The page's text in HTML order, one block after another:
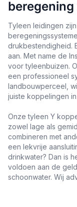
Tyleen leidingen
drukbestendigheid.
aan. Met name de
voor tyleenbuizen.
een professioneel
landbouwperceel,
juiste koppelingen
Onze tyleen Y
zowel lage als
combineren met
een lekvrije
drinkwater? Dan is
voldoen aan de
schoonwater. Wij